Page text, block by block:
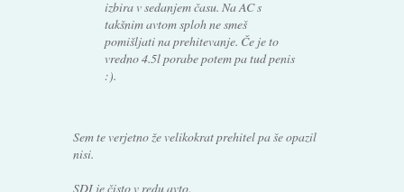
izbira v sedanjem času. Na AC s
takšnim avtom sploh ne smeš
pomišljati na prehitevanje. Če je to
vredno 4.5l porabe potem pa tud penis
:).
Sem te verjetno že velikokrat prehitel pa še opazil
nisi.
SDI je čisto v redu avto.